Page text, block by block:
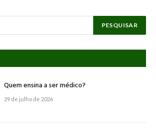
Quem ensina a ser médico?
29 de julho de 2026